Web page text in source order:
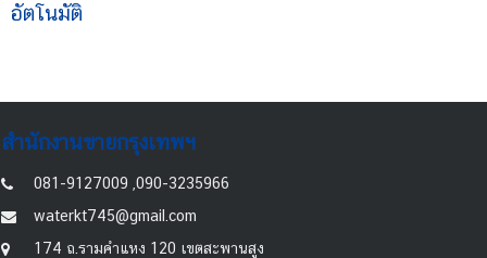
อัตโนมัติ
สำนักงานขายกรุงเทพฯ
081-9127009 ,090-3235966
waterkt745@gmail.com
174 ถ.รามคำแหง 120 เขตสะพานสูง